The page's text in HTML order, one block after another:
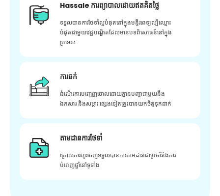
Hassale ការព្យាបាលដោយឥតគិតថ្លៃ
ទទួលបានការថែទាំល្អបំផុតនៅក្នុងមន្ទីរពេទ្យល្បីឈ្មោះ
បំផុតជាមួយវេជ្ជបណ្ឌិតដែលមានបទពិសោធន៍នៅក្នុង
ប្រទេស
ការឆក់
ដំណើរការបញ្ចេញចោលដោយគ្មានបញ្ហាជាមួយនឹង
ឯកសារ និងសម្ភារៈផ្សេងទៀតត្រូវបានយកចិត្តទុកដាក់
តាមដានការថែទាំ
ក្រោយ​ការ​ហូរ​ចេញ​ទទួល​បាន​ការ​តាមដាន​ជា​ប្រចាំ​និង​ការ​
បំពេញ​ថ្នាំ​នៅ​ទូទាំង​